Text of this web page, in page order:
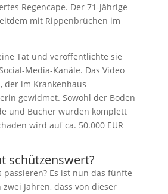
Regencape. Der 71-jährige
mit Rippenbrüchen im
Tat und veröffentlichte sie
Media-Kanäle. Das Video
der im Krankenhaus
gewidmet. Sowohl der Boden
und Bücher wurden komplett
wird auf ca. 50.000 EUR
schützenswert?
passieren? Es ist nun das fünfte
Jahren, dass von dieser